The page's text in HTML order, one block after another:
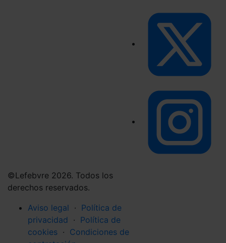
©Lefebvre 2026. Todos los
derechos reservados.
Aviso legal · Política de
privacidad · Política de
cookies · Condiciones de